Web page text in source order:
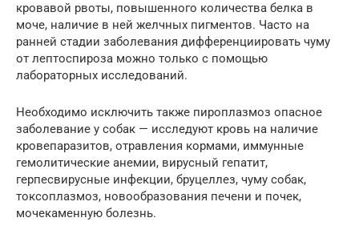
кровавой рвоты, повышенного количества белка в
моче, наличие в ней желчных пигментов. Часто на
ранней стадии заболевания дифференциировать чуму
от лептоспироза можно только с помощью
лабораторных исследований.
Необходимо исключить также пироплазмоз опасное
заболевание у собак — исследуют кровь на наличие
кровепаразитов, отравления кормами, иммунные
гемолитические анемии, вирусный гепатит,
герпесвирусные инфекции, бруцеллез, чуму собак,
токсоплазмоз, новообразования печени и почек,
мочекаменную болезнь.